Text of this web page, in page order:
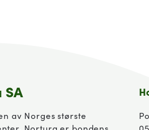
av Norges største